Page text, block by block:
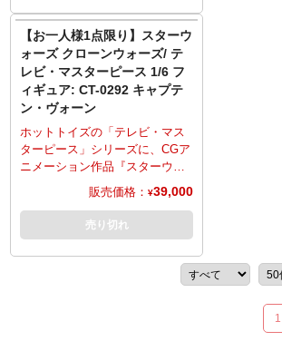
なシチュエーションの再現が可
能。
※こちらの商品はお一人様1点ま
でのご予約・注文とさせていた
だきます。お一人様で複数のご
予約、同住所でのご予約・注文
が確認されましたらキャンセル
とさせていただきますのでご注
意ください。
化。マクロバイノキュラー着脱
式のヘルメット頭部、大きくタ
トゥーが入った素顔の頭部と、
差し替えヘッドは2種を用意。マ
ーキングが特徴的な装甲服は、
両肩に装着したポールドロン、
腰のコマンドスカートなど、質
感やディテールにこだわり抜
き、ウェザリングが追加される
上がり。ブラスター・ピストル2
丁、ブラスター、マグネットで
着脱可能なバックパック、ホロ
クター取り付け用のホログラム
フィギュア、多彩な差し替え用
【お一人様1点限り】スターウ
ォーズ クローンウォーズ/ テ
レビ・マスターピース 1/6 フ
ィギュア: CT-0292 キャプテ
ン・ヴォーン
ホットトイズの「テレビ・マス
ターピース」シリーズに、CGア
ニメーション作品『スターウォ
ーズ クローンウォーズ』よりキ
ャプテン・ヴォーンがラインナ
ップ。30箇所以上が可動の全高
約30センチでフィギュア化。第
キングが入った装甲服は、ヘル
メット、アンダースーツなど、
販売価格： ¥39,000
売り切れ
1